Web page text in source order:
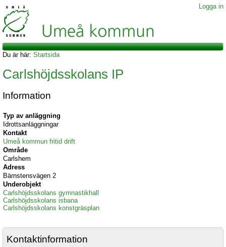
Logga in
Du är här: Startsida
Carlshöjdsskolans IP
Information
Typ av anläggning
Idrottsanläggningar
Kontakt
Umeå kommun fritid drift
Område
Carlshem
Adress
Bärnstensvägen 2
Underobjekt
Carlshöjdsskolans gymnastikhall
Carlshöjdsskolans isbana
Carlshöjdsskolans konstgräsplan
Kontaktinformation